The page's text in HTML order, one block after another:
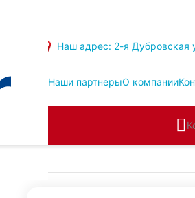
Наш адрес: 2-я Дубровская
Наши партнерыО компании